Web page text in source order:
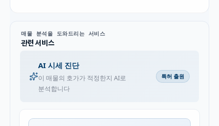
매물 분석을 도와드리는 서비스
관련 서비스
AI 시세 진단
이 매물의 호가가 적정한지 AI로
분석합니다
특허 출원